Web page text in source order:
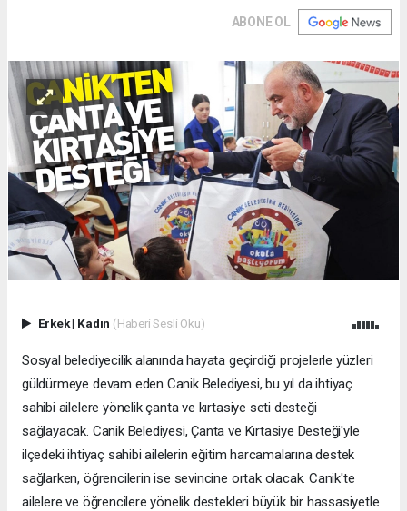
ABONE OL
Erkek| Kadın (Haberi Sesli Oku)
Sosyal belediyecilik alanında hayata geçirdiği projelerle yüzleri
güldürmeye devam eden Canik Belediyesi, bu yıl da ihtiyaç
sahibi ailelere yönelik çanta ve kırtasiye seti desteği
sağlayacak. Canik Belediyesi, Çanta ve Kırtasiye Desteği'yle
ilçedeki ihtiyaç sahibi ailelerin eğitim harcamalarına destek
sağlarken, öğrencilerin ise sevincine ortak olacak. Canik'te
ailelere ve öğrencilere yönelik destekleri büyük bir hassasiyetle